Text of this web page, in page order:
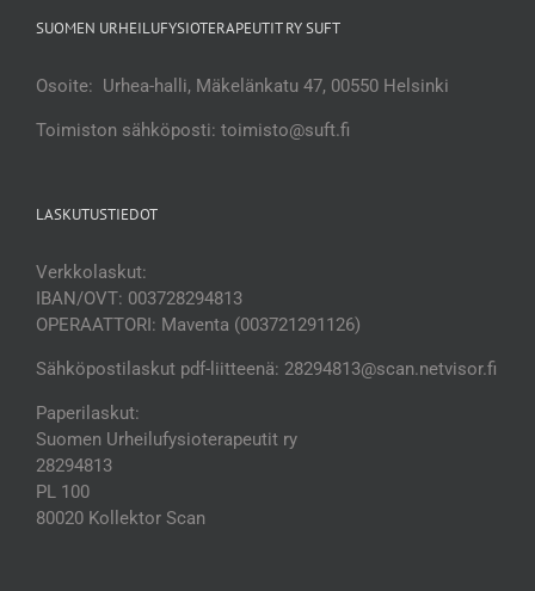
SUOMEN URHEILUFYSIOTERAPEUTIT RY SUFT
Osoite: Urhea-halli, Mäkelänkatu 47, 00550 Helsinki
Toimiston sähköposti: toimisto@suft.fi
LASKUTUSTIEDOT
Verkkolaskut:
IBAN/OVT: 003728294813
OPERAATTORI: Maventa (003721291126)
Sähköpostilaskut pdf-liitteenä: 28294813@scan.netvisor.fi
Paperilaskut:
Suomen Urheilufysioterapeutit ry
28294813
PL 100
80020 Kollektor Scan